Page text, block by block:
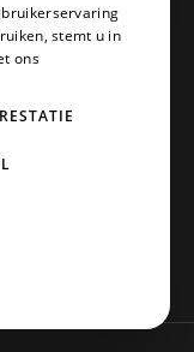
stemt u in
ons